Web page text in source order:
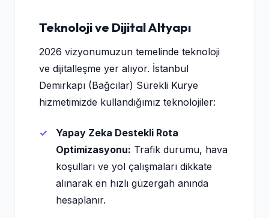
Teknoloji ve Dijital Altyapı
2026 vizyonumuzun temelinde teknoloji
ve dijitalleşme yer alıyor. İstanbul
Demirkapı (Bağcılar) Sürekli Kurye
hizmetimizde kullandığımız teknolojiler:
Yapay Zeka Destekli Rota
Optimizasyonu: Trafik durumu, hava
koşulları ve yol çalışmaları dikkate
alınarak en hızlı güzergah anında
hesaplanır.